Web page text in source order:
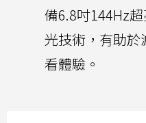
備6.8吋144Hz
光技術，有助於
看體驗。